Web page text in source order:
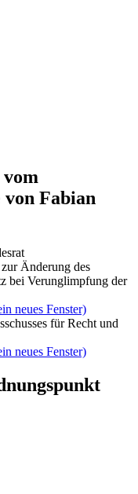
vom
von Fabian
Änderung des
bei Verunglimpfung der
neues Fenster)
für Recht und
neues Fenster)